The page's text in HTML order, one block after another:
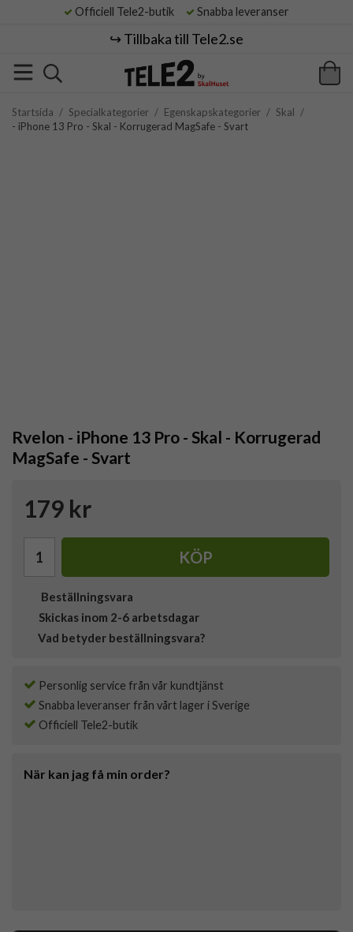
Officiell Tele2-butik Snabba leveranser
↪️ Tillbaka till Tele2.se
Startsida / Specialkategorier / Egenskapskategorier / Skal /
- iPhone 13 Pro - Skal - Korrugerad MagSafe - Svart
Rvelon - iPhone 13 Pro - Skal - Korrugerad
MagSafe - Svart
179 kr
KÖP
Beställningsvara
Skickas inom 2-6 arbetsdagar
Vad betyder beställningsvara?
Personlig service från vår kundtjänst
Snabba leveranser från vårt lager i Sverige
Officiell Tele2-butik
När kan jag få min order?